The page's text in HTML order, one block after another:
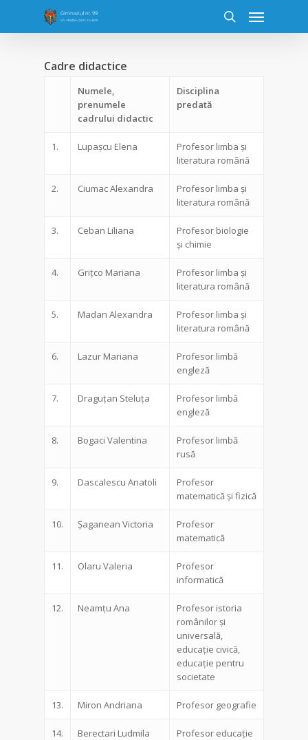
Cadre didactice
Numele,
prenumele
cadrului didactic
Disciplina
predată
1. Lupașcu Elena
Profesor limba și
literatura română
2. Ciumac Alexandra
Profesor limba și
literatura română
3. Ceban Liliana
Profesor biologie
și chimie
4. Grițco Mariana
Profesor limba și
literatura română
5. Madan Alexandra
Profesor limba și
literatura română
6. Lazur Mariana
Profesor limbă
engleză
7. Draguțan Steluța
Profesor limbă
engleză
8. Bogaci Valentina
Profesor limbă
rusă
9. Dascalescu Anatoli
Profesor
matematică și fizică
10. Șaganean Victoria
Profesor
matematică
11. Olaru Valeria
Profesor
informatică
12. Neamţu Ana
Profesor istoria
românilor și
universală,
educație civică,
educație pentru
societate
13. Miron Andriana Profesor geografie
14. Berectari Ludmila
Profesor educație